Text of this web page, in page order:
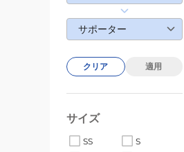
サポーター
クリア 適用
サイズ
SS
S